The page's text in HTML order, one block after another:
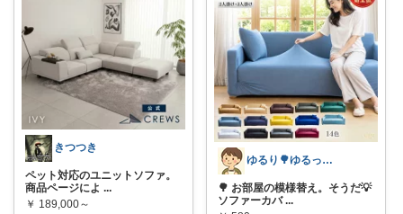
きつつき
ペット対応のユニットソファ。
商品ページによ ...
￥ 189,000～
ゆるり🌳ゆるっと暮らし整える🧺🫕
🌳 お部屋の模様替え。そうだ💡
ソファーカバ ...